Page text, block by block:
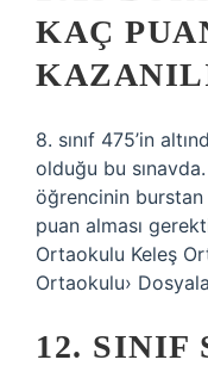
KAÇ
8. sınıf 475’in
olduğu bu
öğrencinin
puan alması
Ortaokulu Keleş
Ortaokulu›
12. SINIF